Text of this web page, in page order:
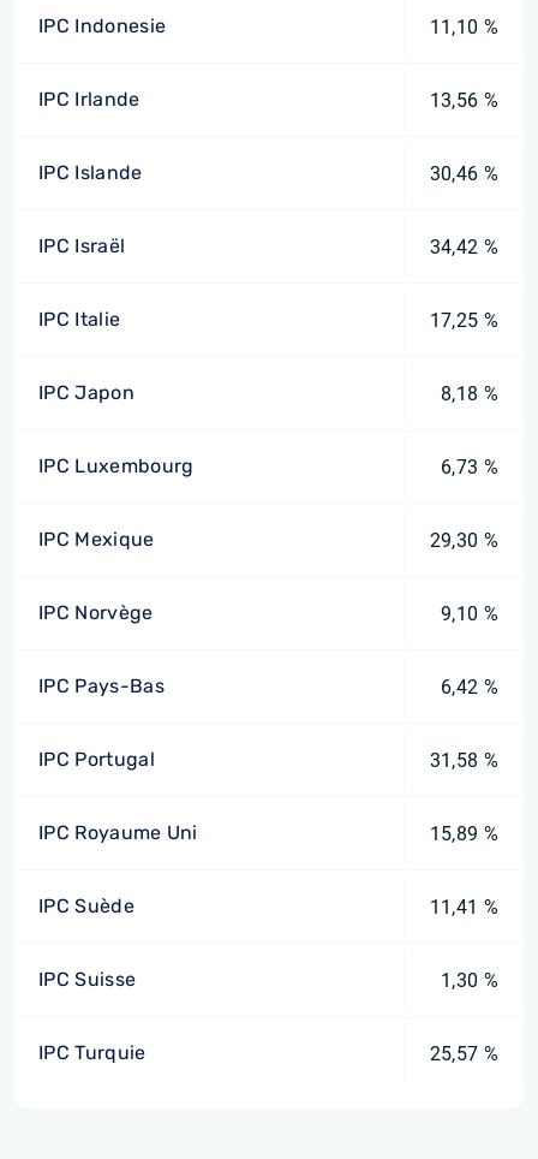
IPC Indonesie 11,10 %
IPC Irlande 13,56 %
IPC Islande 30,46 %
IPC Israël 34,42 %
IPC Italie 17,25 %
IPC Japon 8,18 %
IPC Luxembourg 6,73 %
IPC Mexique 29,30 %
IPC Norvège 9,10 %
IPC Pays-Bas 6,42 %
IPC Portugal 31,58 %
IPC Royaume Uni 15,89 %
IPC Suède 11,41 %
IPC Suisse 1,30 %
IPC Turquie 25,57 %